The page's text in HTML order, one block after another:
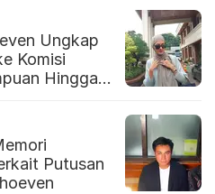
Ungkap
Komisi
Hingga
Putusan